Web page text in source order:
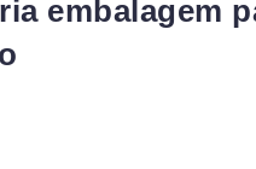
embalagem